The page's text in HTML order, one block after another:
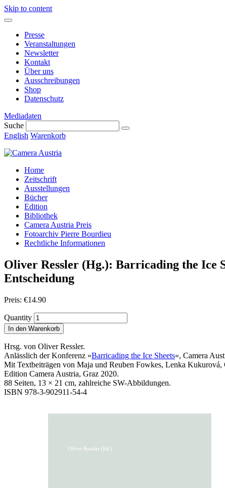
Skip to content
Presse
Veranstaltungen
Newsletter
Kontakt
Über uns
Ausschreibungen
Shop
Datenschutz
Mediadaten
Suche
English Warenkorb
Home
Zeitschrift
Ausstellungen
Bücher
Edition
Bibliothek
Camera Austria Preis
Fotoarchiv Pierre Bourdieu
Rechtliche Informationen
Oliver Ressler (Hg.): Barricading the Ice
Entscheidung
Preis: €14.90
Quantity
In den Warenkorb
Hrsg. von Oliver Ressler.
Anlässlich der Konferenz »Barricading the Ice Sheets«, Camera
Mit Textbeiträgen von Maja und Reuben Fowkes, Lenka Kukurová,
Edition Camera Austria, Graz 2020.
88 Seiten, 13 × 21 cm, zahlreiche SW-Abbildungen.
ISBN 978-3-902911-54-4